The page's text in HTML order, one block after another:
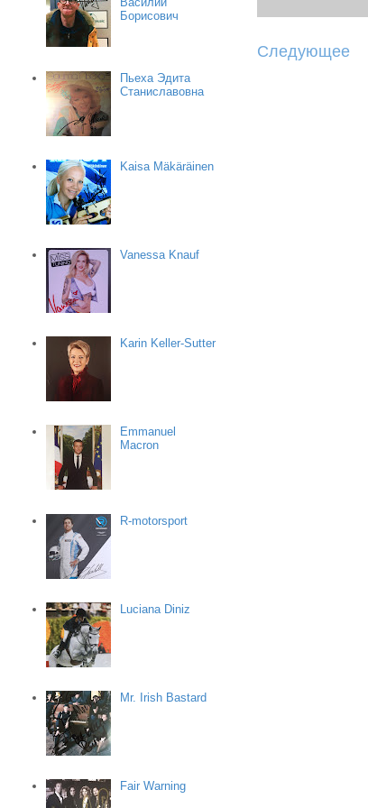
Следующее
Борисович
Пьеха Эдита
Станиславовна
Kaisa Mäkäräinen
Vanessa Knauf
Karin Keller-Sutter
Emmanuel
Macron
R-motorsport
Luciana Diniz
Mr. Irish Bastard
Fair Warning